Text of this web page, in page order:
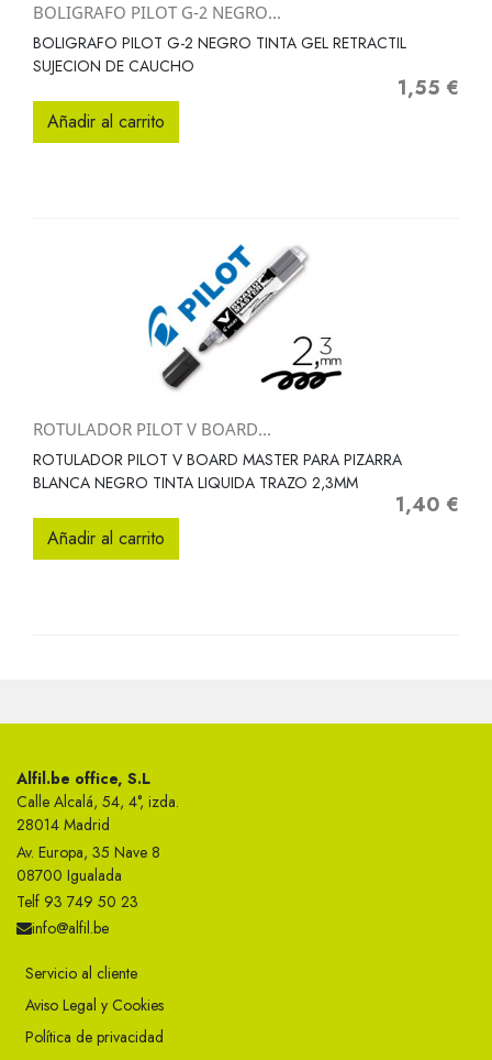
BOLIGRAFO PILOT G-2 NEGRO...
BOLIGRAFO PILOT G-2 NEGRO TINTA GEL RETRACTIL
SUJECION DE CAUCHO
Precio
1,55 €
Añadir al carrito
ROTULADOR PILOT V BOARD...
ROTULADOR PILOT V BOARD MASTER PARA PIZARRA
BLANCA NEGRO TINTA LIQUIDA TRAZO 2,3MM
Precio
1,40 €
Añadir al carrito
Alfil.be office, S.L
Calle Alcalá, 54, 4°, izda.
28014 Madrid
Av. Europa, 35 Nave 8
08700 Igualada
Telf 93 749 50 23
info@alfil.be
Servicio al cliente
Aviso Legal y Cookies
Política de privacidad